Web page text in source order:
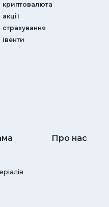
криптовалюта
акції
страхування
iвенти
Про нас